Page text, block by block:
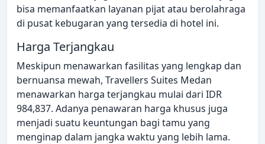
bisa memanfaatkan layanan pijat atau berolahraga
di pusat kebugaran yang tersedia di hotel ini.
Harga Terjangkau
Meskipun menawarkan fasilitas yang lengkap dan
bernuansa mewah, Travellers Suites Medan
menawarkan harga terjangkau mulai dari IDR
984,837. Adanya penawaran harga khusus juga
menjadi suatu keuntungan bagi tamu yang
menginap dalam jangka waktu yang lebih lama.